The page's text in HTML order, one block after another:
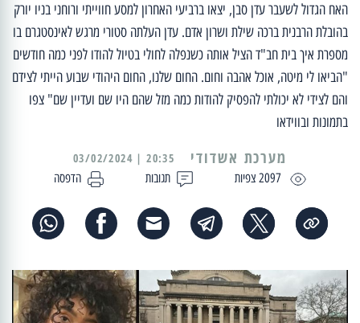
האח הגדול לשעבר עדן סבן, יצאו ברביעי האחרון למסע חווייתי ורוחני בניו יורק
בהובלת הרבנית ברכה שילת ושרון אדם. עדן העלתה סטורי מרגש לאינסטגרם בו
מספרת איך בית חב"ד הציל אותה כשנפלה לחולי בטיול להודו לפני כמה חודשים
"הביאו לי מיטה, אוכל אהבה וחום. החום שלנו, החום היהודי שבוע הייתי לצידם
והם לצידי לא יכולתי להפסיק להודות כמה מזל שהם היו שם ועדיין שם" צפו
בתמונות ובווידאו
2097 צפיות תגובות הדפסה
מערכת אשדודי 20:35 | 03/02/2024